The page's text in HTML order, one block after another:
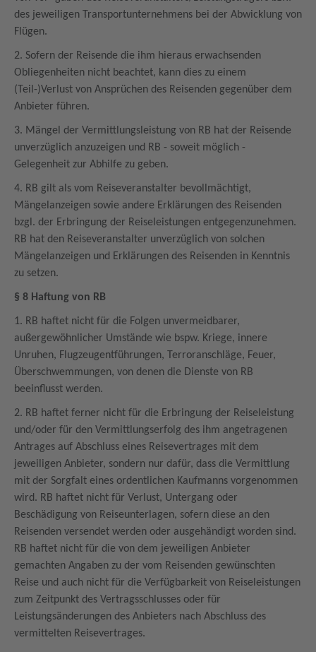
des jeweiligen Transportunternehmens bei der Abwicklung von
Flügen.
2. Sofern der Reisende die ihm hieraus erwachsenden
Obliegenheiten nicht beachtet, kann dies zu einem
(Teil-)Verlust von Ansprüchen des Reisenden gegenüber dem
Anbieter führen.
3. Mängel der Vermittlungsleistung von RB hat der Reisende
unverzüglich anzuzeigen und RB - soweit möglich -
Gelegenheit zur Abhilfe zu geben.
4. RB gilt als vom Reiseveranstalter bevollmächtigt,
Mängelanzeigen sowie andere Erklärungen des Reisenden
bzgl. der Erbringung der Reiseleistungen entgegenzunehmen.
RB hat den Reiseveranstalter unverzüglich von solchen
Mängelanzeigen und Erklärungen des Reisenden in Kenntnis
zu setzen.
§ 8 Haftung von RB
1. RB haftet nicht für die Folgen unvermeidbarer,
außergewöhnlicher Umstände wie bspw. Kriege, innere
Unruhen, Flugzeugentführungen, Terroranschläge, Feuer,
Überschwemmungen, von denen die Dienste von RB
beeinflusst werden.
2. RB haftet ferner nicht für die Erbringung der Reiseleistung
und/oder für den Vermittlungserfolg des ihm angetragenen
Antrages auf Abschluss eines Reisevertrages mit dem
jeweiligen Anbieter, sondern nur dafür, dass die Vermittlung
mit der Sorgfalt eines ordentlichen Kaufmanns vorgenommen
wird. RB haftet nicht für Verlust, Untergang oder
Beschädigung von Reiseunterlagen, sofern diese an den
Reisenden versendet werden oder ausgehändigt worden sind.
RB haftet nicht für die von dem jeweiligen Anbieter
gemachten Angaben zu der vom Reisenden gewünschten
Reise und auch nicht für die Verfügbarkeit von Reiseleistungen
zum Zeitpunkt des Vertragsschlusses oder für
Leistungsänderungen des Anbieters nach Abschluss des
vermittelten Reisevertrages.